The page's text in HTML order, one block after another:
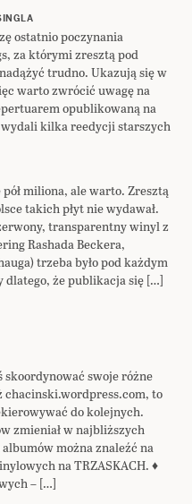
ostatnio poczynania
za którymi zresztą pod
trudno. Ukazują się w
warto zwrócić uwagę na
opublikowaną na
kilka reedycji starszych
miliona, ale warto. Zresztą
takich płyt nie wydawał.
transparentny winyl z
Rashada Beckera,
trzeba było pod każdym
dlatego, że publikacja się […]
skoordynować swoje różne
chacinski.wordpress.com, to
do kolejnych.
zmieniał w najbliższych
można znaleźć na
na TRZASKACH. ♦
– […]